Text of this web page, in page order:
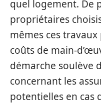
quel logement. De
propriétaires
mêmes ces
coûts de main-
démarche soulève
concernant les
potentielles en cas